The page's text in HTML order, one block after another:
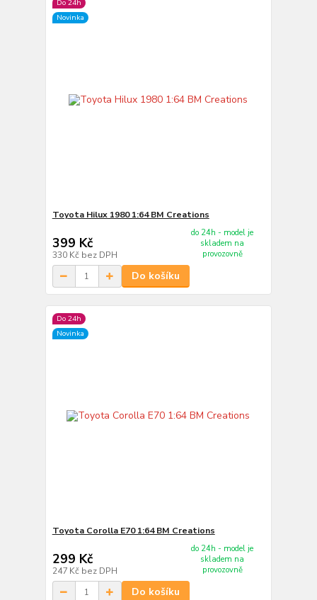
Do 24h
Novinka
Toyota Hilux 1980 1:64 BM Creations
399 Kč
330 Kč bez DPH
do 24h - model je
skladem na
provozovně
Do košíku
Do 24h
Novinka
Toyota Corolla E70 1:64 BM Creations
299 Kč
247 Kč bez DPH
do 24h - model je
skladem na
provozovně
Do košíku